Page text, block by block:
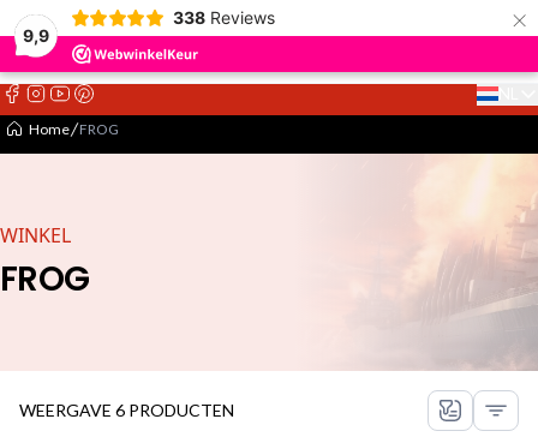
9,9
338 Reviews ×
Select
Home FROG
WINKEL
FROG
WEERGAVE 6 PRODUCTEN